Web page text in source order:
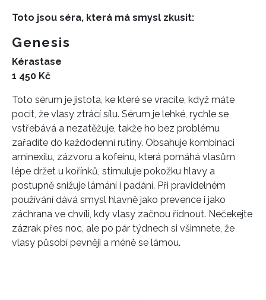
Toto jsou séra, která má smysl zkusit:
Genesis
Kérastase
1 450 Kč
Toto sérum je jistota, ke které se vracíte, když máte
pocit, že vlasy ztrácí sílu. Sérum je lehké, rychle se
vstřebává a nezatěžuje, takže ho bez problému
zařadíte do každodenní rutiny. Obsahuje kombinaci
aminexilu, zázvoru a kofeinu, která pomáhá vlasům
lépe držet u kořínků, stimuluje pokožku hlavy a
postupně snižuje lámání i padání. Při pravidelném
používání dává smysl hlavně jako prevence i jako
záchrana ve chvíli, kdy vlasy začnou řídnout. Nečekejte
zázrak přes noc, ale po pár týdnech si všimnete, že
vlasy působí pevněji a méně se lámou.